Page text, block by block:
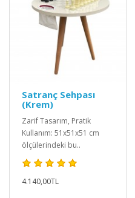
Satranç Sehpası
(Krem)
Zarif Tasarım, Pratik
Kullanım: 51x51x51 cm
ölçülerindeki bu..
4.140,00TL